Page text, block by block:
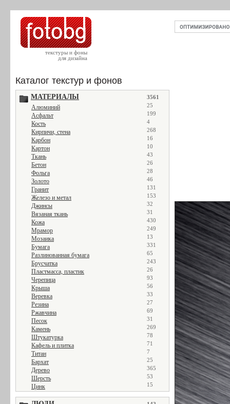
текстуры и фоны
для дизайна
Каталог текстур и фонов
МАТЕРИАЛЫ 3561
Алюминий 25
Асфальт 199
Кость 4
Кирпичи, стена 268
Карбон 16
Картон 10
Ткань 43
Бетон 26
Фольга 28
Золото 46
Гранит 131
Железо и метал 153
Джинсы 32
Вязаная ткань 31
Кожа 430
Мрамор 249
Мозаика 13
Бумага 331
Разлинованная бумага 65
Брусчатка 243
Пластмасса, пластик 26
Черепица 93
Крыша 56
Веревка 33
Резина 27
Ржавчина 69
Песок 31
Камень 269
Штукатурка 78
Кафель и плитка 71
Титан 7
Бархат 25
Дерево 365
Шерсть 53
Цинк 15